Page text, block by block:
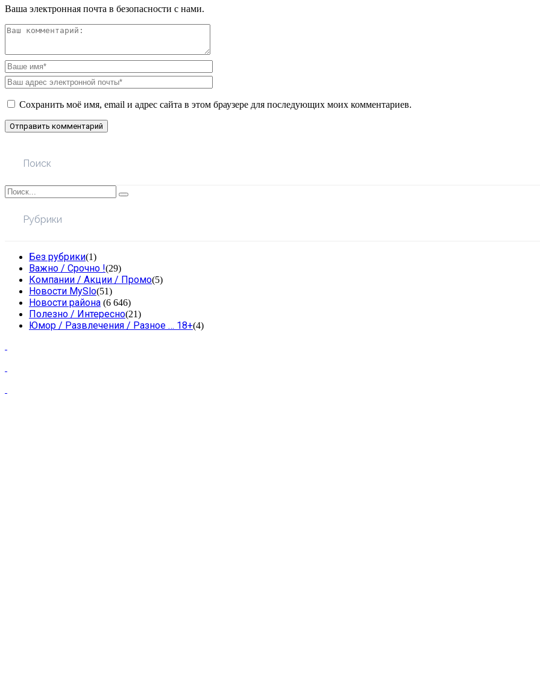
Ваша электронная почта в безопасности с нами.
Сохранить моё имя, email и адрес сайта в этом браузере для последующих моих комментариев.
Поиск
Рубрики
Без рубрики(1)
Важно / Срочно !(29)
Компании / Акции / Промо(5)
Новости MySlo(51)
Новости района (6 646)
Полезно / Интересно(21)
Юмор / Развлечения / Разное … 18+(4)